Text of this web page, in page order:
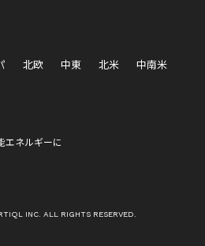
北欧 中東 北米
中南米
エネルギーに
INC. ALL RIGHTS RESERVED.